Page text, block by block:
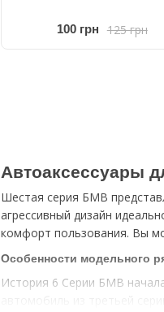
125 грн
100 грн
Автоаксессуары
Шестая серия БМВ
агрессивный дизайн
комфорт пользования. Вы
Особенности модельного
История 6 Серии БМВ